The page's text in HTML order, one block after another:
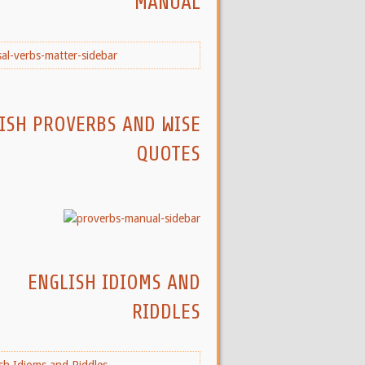
PROVERBS AND WISE
QUOTES
ENGLISH IDIOMS AND
RIDDLES